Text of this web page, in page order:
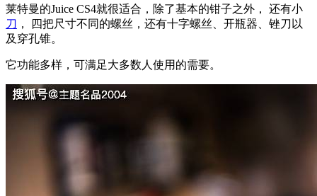
莱特曼的Juice CS4就很适合，除了基本的钳子之外， 还有小
刀 ， 四把尺寸不同的螺丝，还有十字螺丝、开瓶器、锉刀以
及穿孔锥。
它功能多样，可满足大多数人使用的需要。